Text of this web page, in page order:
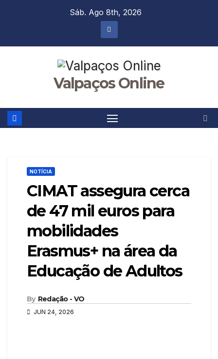
Sáb. Ago 8th, 2026
Valpaços Online
NOTÍCIA
CIMAT assegura cerca
de 47 mil euros para
mobilidades
Erasmus+ na área da
Educação de Adultos
By Redação - VO
JUN 24, 2026